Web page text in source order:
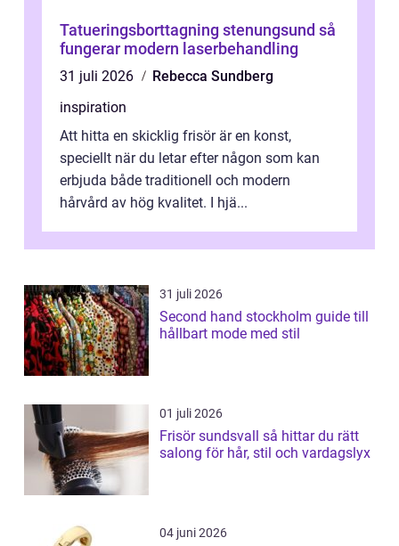
Tatueringsborttagning stenungsund så
fungerar modern laserbehandling
31 juli 2026
Rebecca Sundberg
inspiration
Att hitta en skicklig frisör är en konst,
speciellt när du letar efter någon som kan
erbjuda både traditionell och modern
hårvård av hög kvalitet. I hjä...
31 juli 2026
Second hand stockholm guide till
hållbart mode med stil
01 juli 2026
Frisör sundsvall så hittar du rätt
salong för hår, stil och vardagslyx
04 juni 2026